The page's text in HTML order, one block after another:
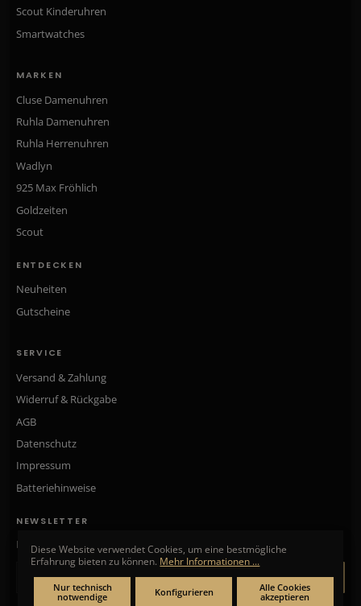
Scout Kinderuhren
Smartwatches
MARKEN
Cluse Damenuhren
Ruhla Damenuhren
Ruhla Herrenuhren
Wadlyn
925 Max Fröhlich
Goldzeiten
Scout
ENTDECKEN
Neuheiten
Gutscheine
SERVICE
Versand & Zahlung
Widerruf & Rückgabe
AGB
Datenschutz
Impressum
Batteriehinweise
NEWSLETTER
Neue Kollektionen, exklusive Angebote & Aktionen direkt in Ihr Postfach.
ANMELDEN
Diese Website verwendet Cookies, um eine bestmögliche
Erfahrung bieten zu können. Mehr Informationen ...
Nur technisch
notwendige
Konfigurieren
Alle Cookies
akzeptieren